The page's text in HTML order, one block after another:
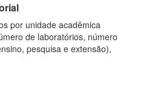
por unidade acadêmica
de laboratórios, número
pesquisa e extensão),